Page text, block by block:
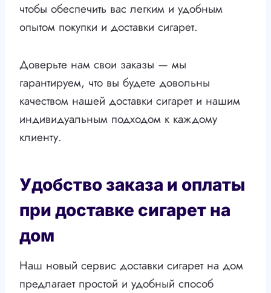
чтобы обеспечить вас легким и удобным
опытом покупки и доставки сигарет.
Доверьте нам свои заказы — мы
гарантируем, что вы будете довольны
качеством нашей доставки сигарет и нашим
индивидуальным подходом к каждому
клиенту.
Удобство заказа и оплаты
при доставке сигарет на
дом
Наш новый сервис доставки сигарет на дом
предлагает простой и удобный способ